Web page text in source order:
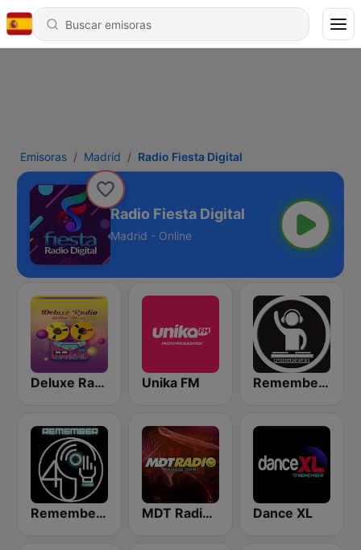
Emisoras Madrid Radio Fiesta Digital
Radio Fiesta Digital
Madrid - Online
Deluxe Radio - 3 Flamenco Flow Unika FM Remember Vip Techno
Remember 4 U MDT Radio Madrid Dance XL